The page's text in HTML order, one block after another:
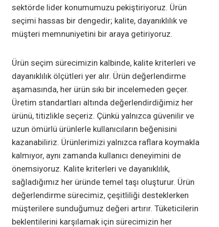
sektörde lider konumumuzu pekiştiriyoruz. Ürün
seçimi hassas bir dengedir; kalite, dayanıklılık ve
müşteri memnuniyetini bir araya getiriyoruz.
Ürün seçim sürecimizin kalbinde, kalite kriterleri ve
dayanıklılık ölçütleri yer alır. Ürün değerlendirme
aşamasında, her ürün sıkı bir incelemeden geçer.
Üretim standartları altında değerlendirdiğimiz her
ürünü, titizlikle seçeriz. Çünkü yalnızca güvenilir ve
uzun ömürlü ürünlerle kullanıcıların beğenisini
kazanabiliriz. Ürünlerimizi yalnızca raflara koymakla
kalmıyor, aynı zamanda kullanıcı deneyimini de
önemsiyoruz. Kalite kriterleri ve dayanıklılık,
sağladığımız her üründe temel taşı oluşturur. Ürün
değerlendirme sürecimiz, çeşitliliği desteklerken
müşterilere sunduğumuz değeri artırır. Tüketicilerin
beklentilerini karşılamak için sürecimizin her